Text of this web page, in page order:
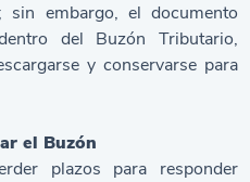
sin embargo, el documento
del Buzón Tributario,
y conservarse para
el Buzón
plazos para responder